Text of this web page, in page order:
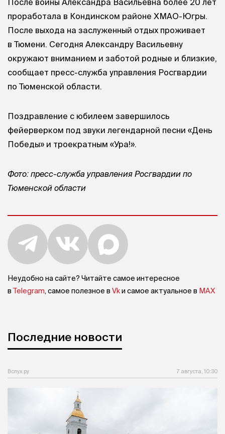
После войны Александра Васильевна более 20 лет
проработала в Кондинском районе ХМАО-Югры.
После выхода на заслуженный отдых проживает
в Тюмени. Сегодня Александру Васильевну
окружают вниманием и заботой родные и близкие,
сообщает пресс-служба управления Росгвардии
по Тюменской области.
Поздравление с юбилеем завершилось
фейерверком под звуки легендарной песни «День
Победы» и троекратным «Ура!».
Фото: пресс-служба управления Росгвардии по
Тюменской области
Неудобно на сайте? Читайте самое интересное
в Telegram, самое полезное в Vkи самое актуальное в MAX
Последние новости
Вслух.ру 7 августа, 10:30